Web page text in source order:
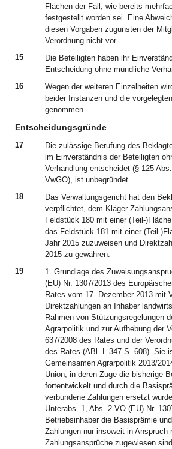
Flächen der Fall, wie bereits
festgestellt worden sei. Eine
diesen Vorgaben zugunsten der
Verordnung nicht vor.
15
Die Beteiligten haben ihr
Entscheidung ohne mündliche
16
Wegen der weiteren Einzelheiten
beider Instanzen und die
genommen.
Entscheidungsgründe
17
Die zulässige Berufung des
im Einverständnis der Beteiligten
Verhandlung entscheidet (§ 125
VwGO), ist unbegründet.
18
Das Verwaltungsgericht hat den
verpflichtet, dem Kläger
Feldstück 180 mit einer (Teil-
das Feldstück 181 mit einer (Teil-
Jahr 2015 zuzuweisen und
2015 zu gewähren.
19
1. Grundlage des
(EU) Nr. 1307/2013 des
Rates vom 17. Dezember 2013 mit
Direktzahlungen an Inhaber
Rahmen von Stützungsregelungen
Agrarpolitik und zur Aufhebung der
637/2008 des Rates und der
des Rates (ABl. L 347 S. 608). Sie
Gemeinsamen Agrarpolitik 2013/
Union, in deren Zuge die bisherige
fortentwickelt und durch die
verbundene Zahlungen ersetzt
Unterabs. 1, Abs. 2 VO (EU) Nr.
Betriebsinhaber die Basisprämie
Zahlungen nur insoweit in Anspruch
Zahlungsansprüche zugewiesen